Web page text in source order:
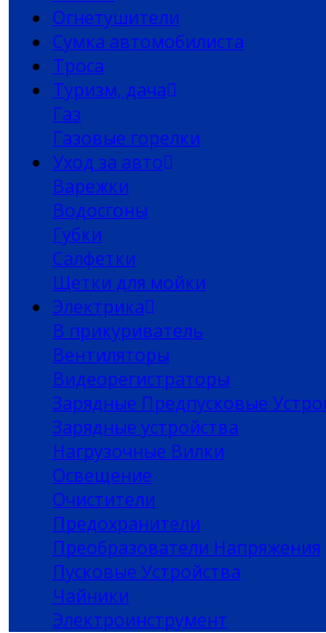
Огнетушители
Сумка автомобилиста
Троса
Туризм, дача
Газ
Газовые горелки
Уход за авто
Варежки
Водосгоны
Губки
Салфетки
Щетки для мойки
Электрика
В прикуриватель
Вентиляторы
Видеорегистраторы
Зарядные Предпусковые
Зарядные устройства
Нагрузочные Вилки
Освещение
Очистители
Предохранители
Преобразователи Напряжения
Пусковые Устройства
Чайники
Электроинструмент